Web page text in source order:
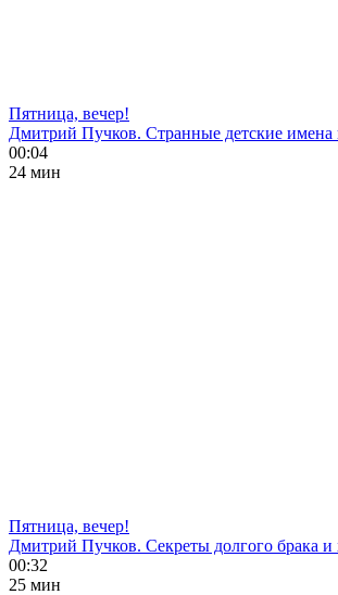
Пятница, вечер!
Дмитрий Пучков. Странные детские имена
00:04
24 мин
Пятница, вечер!
Дмитрий Пучков. Секреты долгого брака
00:32
25 мин